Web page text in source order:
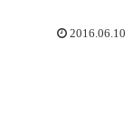
2016.06.10